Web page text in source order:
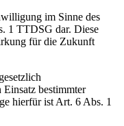
im Sinne des
1 TTDSG dar. Diese
für die Zukunft
bestimmter
hierfür ist Art. 6 Abs. 1